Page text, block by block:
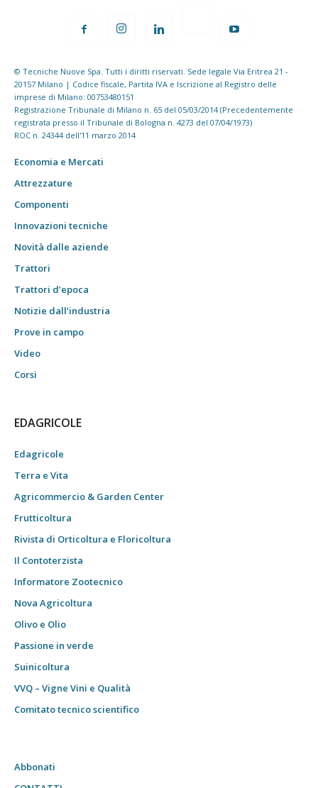
© Tecniche Nuove Spa. Tutti i diritti riservati. Sede legale Via Eritrea 21 -
20157 Milano | Codice fiscale, Partita IVA e Iscrizione al Registro delle
imprese di Milano: 00753480151
Registrazione Tribunale di Milano n. 65 del 05/03/2014 (Precedentemente
registrata presso il Tribunale di Bologna n. 4273 del 07/04/1973)
ROC n. 24344 dell'11 marzo 2014
Economia e Mercati
Attrezzature
Componenti
Innovazioni tecniche
Novità dalle aziende
Trattori
Trattori d’epoca
Notizie dall’industria
Prove in campo
Video
Corsi
EDAGRICOLE
Edagricole
Terra e Vita
Agricommercio & Garden Center
Frutticoltura
Rivista di Orticoltura e Floricoltura
Il Contoterzista
Informatore Zootecnico
Nova Agricoltura
Olivo e Olio
Passione in verde
Suinicoltura
VVQ – Vigne Vini e Qualità
Comitato tecnico scientifico
Abbonati